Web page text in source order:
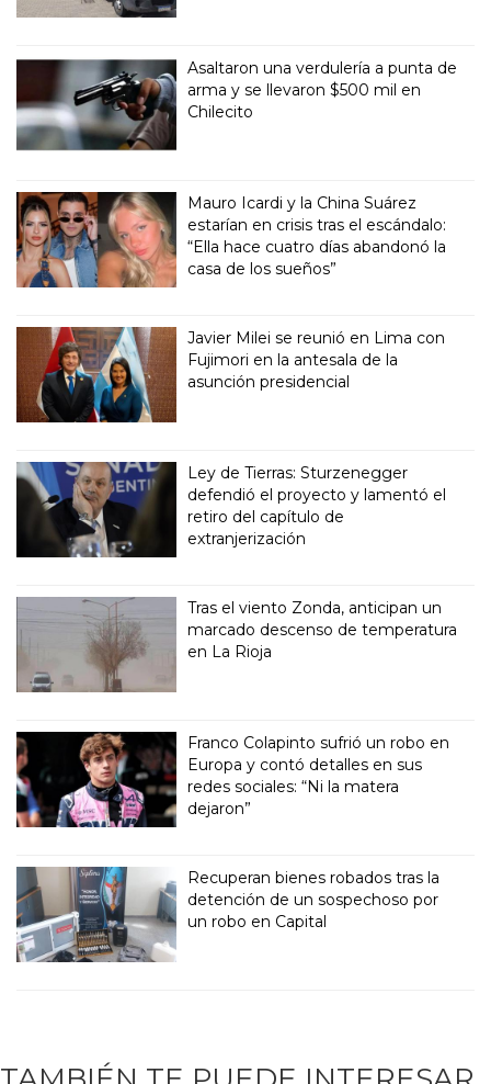
Asaltaron una verdulería a punta de
arma y se llevaron $500 mil en
Chilecito
Mauro Icardi y la China Suárez
estarían en crisis tras el escándalo:
“Ella hace cuatro días abandonó la
casa de los sueños”
Javier Milei se reunió en Lima con
Fujimori en la antesala de la
asunción presidencial
Ley de Tierras: Sturzenegger
defendió el proyecto y lamentó el
retiro del capítulo de
extranjerización
Tras el viento Zonda, anticipan un
marcado descenso de temperatura
en La Rioja
Franco Colapinto sufrió un robo en
Europa y contó detalles en sus
redes sociales: “Ni la matera
dejaron”
Recuperan bienes robados tras la
detención de un sospechoso por
un robo en Capital